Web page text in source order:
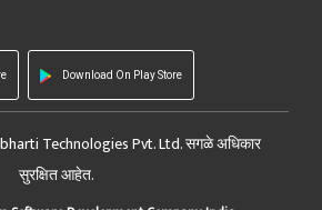
Download On Play Store
Technologies Pvt. Ltd. सगळे अधिकार
सुरक्षित आहेत.